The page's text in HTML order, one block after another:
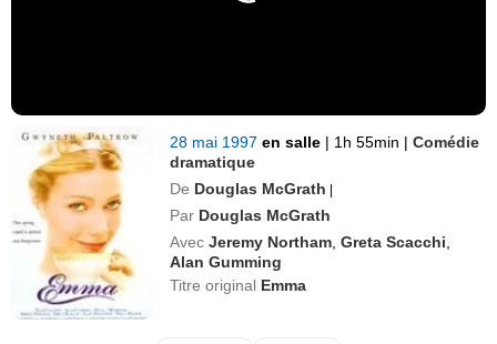
28 mai 1997en salle | 1h 55min | Comédie
dramatique
De Douglas McGrath |
Par Douglas McGrath
Avec Jeremy Northam ,Greta Scacchi
Alan Gumming
Titre original Emma